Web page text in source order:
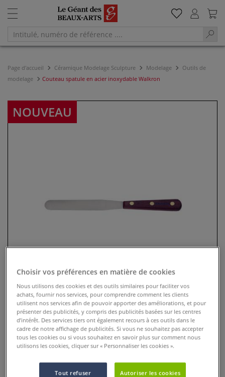
Page d'accueil Céramique Modelage Sculpture Modelage
Outils de
modelage
Couteau spatule en acier inoxydable Walkron
NOUVEAU
Couteau spatule en acier
inoxydable Walkron
Choisir vos préférences en matière de cookies
Nous utilisons des cookies et des outils similaires pour faciliter vos
achats, fournir nos services, pour comprendre comment les clients
utilisent nos services afin de pouvoir apporter des améliorations, et pour
présenter des publicités, y compris des publicités basées sur les centres
d’intérêt. Des services tiers ont également recours à ces outils dans le
cadre de notre affichage de publicités. Si vous ne souhaitez pas accepter
tous les cookies ou si vous souhaitez en savoir plus sur comment nous
utilisons les cookies, cliquer sur « Personnaliser les cookies ».
Tout refuser Autoriser les cookies